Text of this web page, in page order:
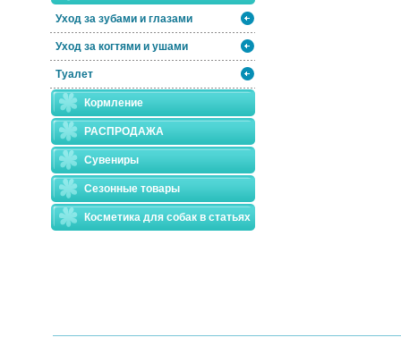
Уход за зубами и глазами
Уход за когтями и ушами
Туалет
Кормление
РАСПРОДАЖА
Сувениры
Сезонные товары
Косметика для собак в статьях